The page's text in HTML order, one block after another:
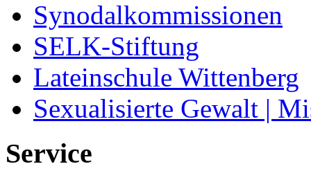
Synodalkommissionen
SELK-Stiftung
Lateinschule Wittenberg
Sexualisierte Gewalt |
Service